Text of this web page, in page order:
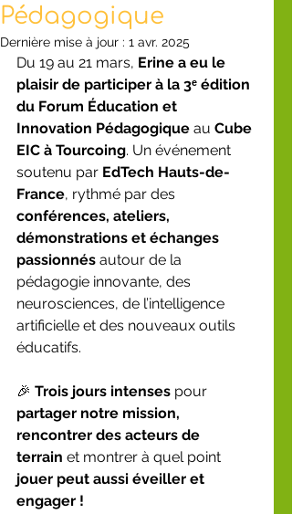
Pédagogique
Dernière mise à jour : 1 avr. 2025
Du 19 au 21 mars, Erine a eu le
plaisir de participer à la 3ᵉ édition
du Forum Éducation et
Innovation Pédagogique au Cube
EIC à Tourcoing. Un événement
soutenu par EdTech Hauts-de-
France, rythmé par des
conférences, ateliers,
démonstrations et échanges
passionnés autour de la
pédagogie innovante, des
neurosciences, de l’intelligence
artificielle et des nouveaux outils
éducatifs.
🎉 Trois jours intenses pour
partager notre mission,
rencontrer des acteurs de
terrain et montrer à quel point
jouer peut aussi éveiller et
engager !